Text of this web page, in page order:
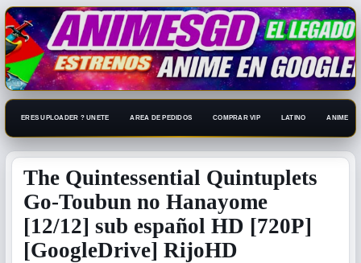
ERES UPLOADER ? UNETE AREA DE PEDIDOS COMPRAR VIP LATINO ANIME
The Quintessential Quintuplets
Go-Toubun no Hanayome
[12/12] sub español HD [720P]
[GoogleDrive] RijoHD